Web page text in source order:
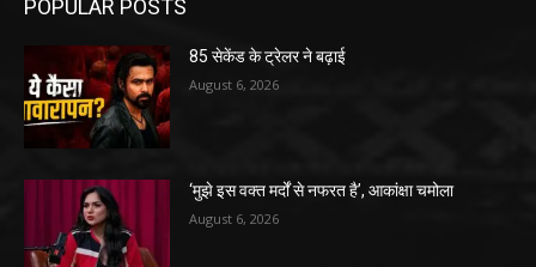
POPULAR POSTS
85 सेकेंड के ट्रेलर ने बढ़ाई
August 6, 2026
‘मुझे इस वक्त मर्दों से नफरत है’, आकांक्षा चमोला
August 6, 2026